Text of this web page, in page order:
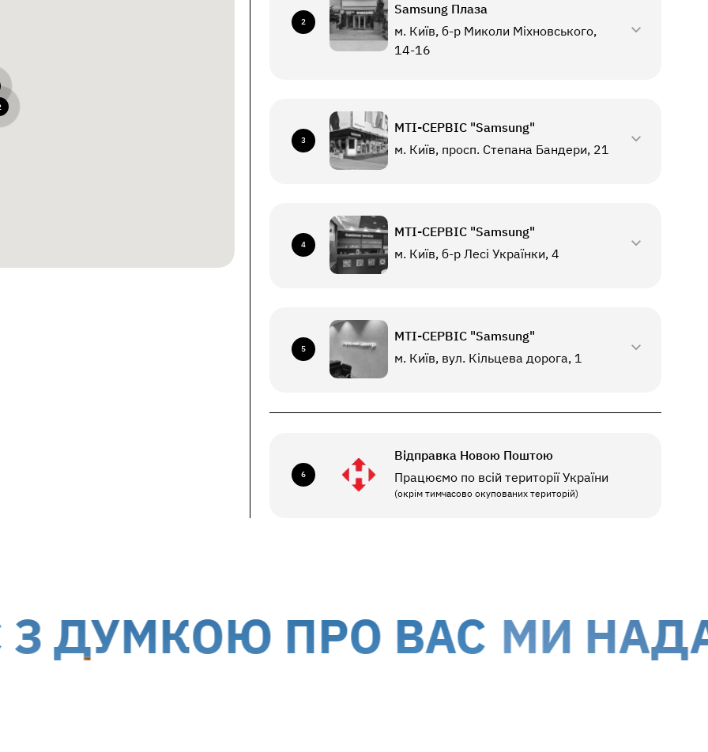
Вкладіть в посилку необхідну
2
Samsung Плаза
м. Київ, б-р Миколи Міхновського,
14-16
3
МТI-СЕРВІС "Samsung"
м. Київ, просп. Степана Бандери, 21
4
МТI-СЕРВІС "Samsung"
м. Київ, б-р Лесі Українки, 4
5
МТI-СЕРВІС "Samsung"
м. Київ, вул. Кільцева дорога, 1
6
Відправка Новою Поштою
Працюємо по всій території України
(окрім тимчасово окупованих територій)
ПРО ВАСМИ